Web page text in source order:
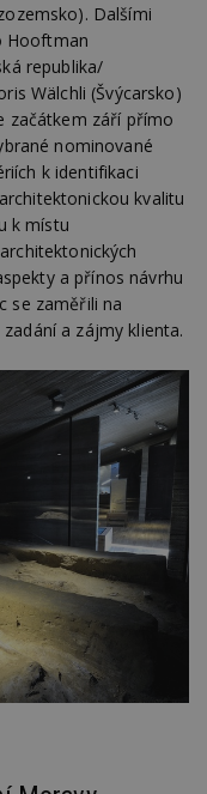
Dalšími
Hooftman
republika/
Wälchli (Švýcarsko)
začátkem září přímo
nominované
k identifikaci
kvalitu
k místu
a přínos návrhu
se zaměřili na
a zájmy klienta.